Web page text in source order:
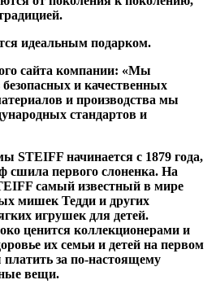
идеальным подарком.
сайта компании: «Мы
и качественных
и производства мы
стандартов и
STEIFF начинается с 1879 года,
первого слоненка. На
самый известный в мире
мишек Тедди и других
игрушек для детей.
ценится коллекционерами и
их семьи и детей на первом
за по-настоящему
вещи.